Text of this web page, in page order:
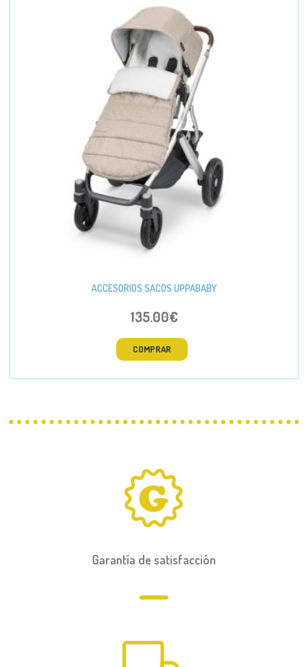
ACCESORIOS SACOS UPPABABY
135.00€
COMPRAR
Garantía de satisfacción